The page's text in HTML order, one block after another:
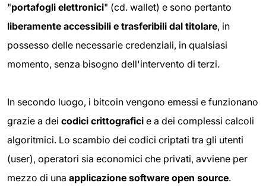
"portafogli elettronici" (cd. wallet) e sono pertanto
liberamente accessibili e trasferibili dal titolare, in
possesso delle necessarie credenziali, in qualsiasi
momento, senza bisogno dell'intervento di terzi.
In secondo luogo, i bitcoin vengono emessi e funzionano
grazie a dei codici crittografici e a dei complessi calcoli
algoritmici. Lo scambio dei codici criptati tra gli utenti
(user), operatori sia economici che privati, avviene per
mezzo di una applicazione software open source.